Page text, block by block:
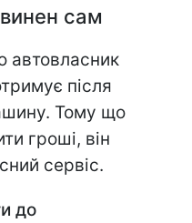
сам
автовласник
після
Тому що
гроші, він
сервіс.
до